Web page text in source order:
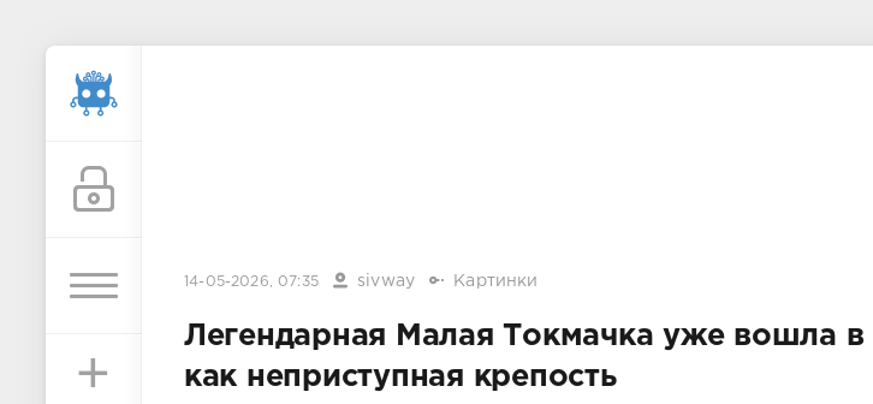
+
14-05-2026, 07:35 sivway Картинки
Легендарная Малая Токмачка уже вошла в
как неприступная крепость